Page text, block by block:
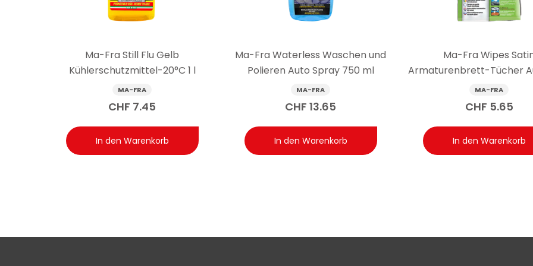
Ma-Fra Still Flu Gelb
Kühlerschutzmittel-20°C 1 l
MA-FRA
CHF 7.45
In den Warenkorb
Ma-Fra Waterless Waschen und
Polieren Auto Spray 750 ml
MA-FRA
CHF 13.65
In den Warenkorb
Ma-Fra Wipes
Armaturenbrett-Tücher
MA-FRA
CHF 5.65
In den Warenkorb